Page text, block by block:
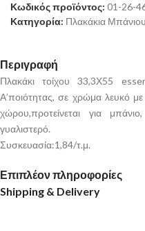
Κωδικός προϊόντος: 01-26-
Κατηγορία: Πλακάκια Μπάνιου
Περιγραφή
Πλακάκι τοίχου 33,3Χ55
Α’ποιότητας, σε χρώμα λευκό με
χώρου,προτείνεται για μπάνιο,
γυαλιστερό.
Συσκευασία:1,84/τ.μ.
Επιπλέον πληροφορίες
Shipping & Delivery